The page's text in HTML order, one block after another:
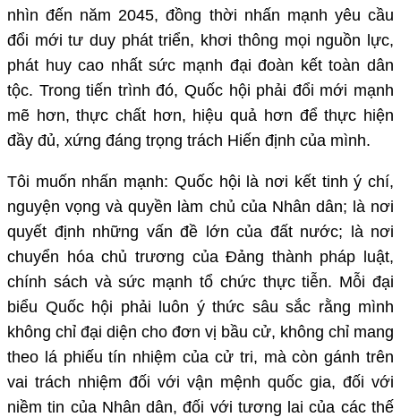
nhìn đến năm 2045, đồng thời nhấn mạnh yêu cầu
đổi mới tư duy phát triển, khơi thông mọi nguồn lực,
phát huy cao nhất sức mạnh đại đoàn kết toàn dân
tộc. Trong tiến trình đó, Quốc hội phải đổi mới mạnh
mẽ hơn, thực chất hơn, hiệu quả hơn để thực hiện
đầy đủ, xứng đáng trọng trách Hiến định của mình.
Tôi muốn nhấn mạnh: Quốc hội là nơi kết tinh ý chí,
nguyện vọng và quyền làm chủ của Nhân dân; là nơi
quyết định những vấn đề lớn của đất nước; là nơi
chuyển hóa chủ trương của Đảng thành pháp luật,
chính sách và sức mạnh tổ chức thực tiễn. Mỗi đại
biểu Quốc hội phải luôn ý thức sâu sắc rằng mình
không chỉ đại diện cho đơn vị bầu cử, không chỉ mang
theo lá phiếu tín nhiệm của cử tri, mà còn gánh trên
vai trách nhiệm đối với vận mệnh quốc gia, đối với
niềm tin của Nhân dân, đối với tương lai của các thế